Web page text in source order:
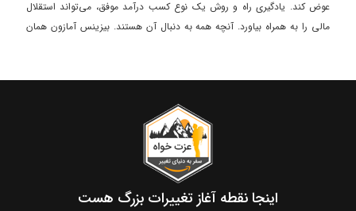
عوض کند. یادگیری راه و روش یک نوع کسب درآمد موفق، می‌تواند استقلال
مالی را به همراه بیاورد. آنچه همه به دنبال آن هستند. بیزینس آمازون همان
اینجا نقطه آغاز تغییرات بزرگ هست